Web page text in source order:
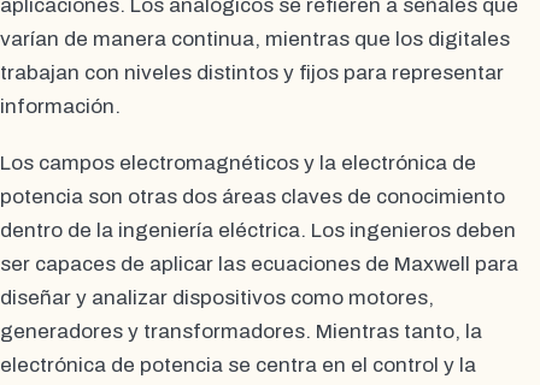
aplicaciones. Los analógicos se refieren a señales que
varían de manera continua, mientras que los digitales
trabajan con niveles distintos y fijos para representar
información.
Los campos electromagnéticos y la electrónica de
potencia son otras dos áreas claves de conocimiento
dentro de la ingeniería eléctrica. Los ingenieros deben
ser capaces de aplicar las ecuaciones de Maxwell para
diseñar y analizar dispositivos como motores,
generadores y transformadores. Mientras tanto, la
electrónica de potencia se centra en el control y la